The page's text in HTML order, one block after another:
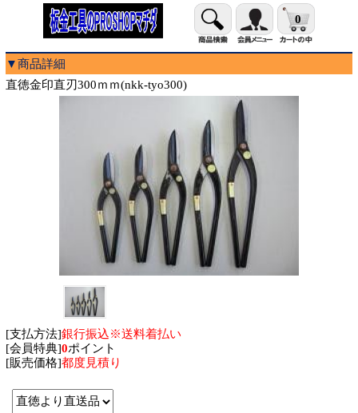
0
▼商品詳細
直徳金印直刃300ｍｍ(nkk-tyo300)
[支払方法]銀行振込※送料着払い
[会員特典]0ポイント
[販売価格]都度見積り